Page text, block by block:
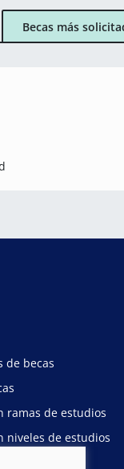
Becas más
de becas
ramas de estudios
niveles de estudios